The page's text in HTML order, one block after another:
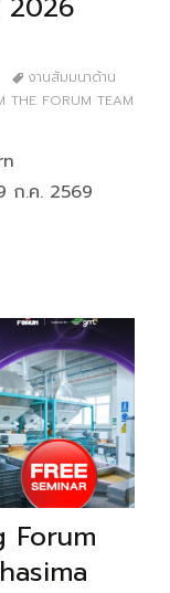
2026
งานสัมมนาด้าน
THE FORUM TEAM
ก.ค. 2569
Forum